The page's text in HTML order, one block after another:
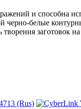
и способна
белые
заготовок